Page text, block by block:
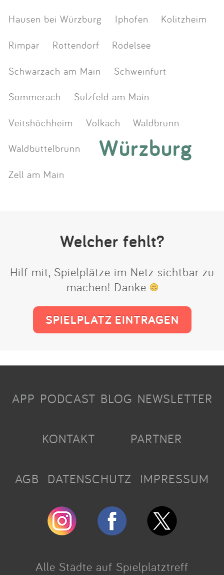
Hausen bei Würzburg
Iphofen
Kolitzheim
Rimpar
Rottendorf
Rödelsee
Schwarzach am Main
Schweinfurt
Sommerach
Sulzfeld am Main
Veitshöchheim
Volkach
Waldbrunn
Waldbüttelbrunn
Würzburg
Zell am Main
Welcher fehlt?
Hilf mit, Spielplätze im Netz sichtbar zu
machen! Danke
SPIELPLATZ EINTRAGEN
APP PODCAST BLOG NEWSLETTER
KONTAKT PARTNER
AGB DATENSCHUTZ IMPRESSUM
Alle Städte auf Spielplatztreff